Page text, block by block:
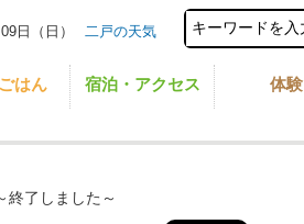
日（日） 二戸の天気
はん 宿泊・アクセス 体験
了しました～